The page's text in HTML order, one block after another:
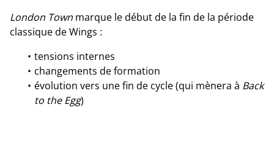
London Town marque le début de la fin de la période
classique de Wings :
tensions internes
changements de formation
évolution vers une fin de cycle (qui mènera à Back
to the Egg)